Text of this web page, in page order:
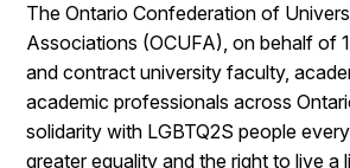
The Ontario Confederation of
Associations (OCUFA), on behalf of
and contract university faculty,
academic professionals across
solidarity with LGBTQ2S people
greater equality and the right to live a